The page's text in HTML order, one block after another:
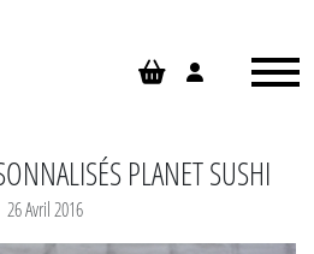
PLANET SUSHI
26 Avril 2016